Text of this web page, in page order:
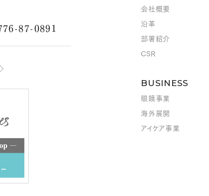
87-0891
会社概要
沿革
部署紹介
CSR
BUSINESS
眼鏡事業
海外展開
アイケア事業